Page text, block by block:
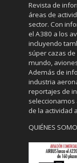
Revista de
áreas de
sector. Con
el A380 a los
incluyendo
súper cazas
mundo,
Además de
industria
reportajes de
de la actividad
QUIÉNES